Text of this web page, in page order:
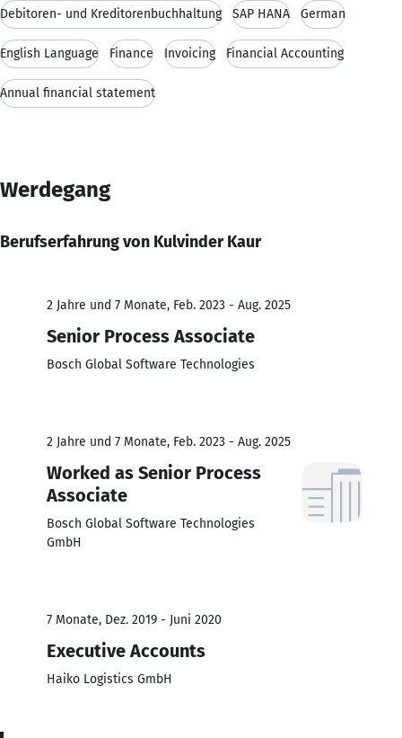
Debitoren- und Kreditorenbuchhaltung SAP HANA German
English Language Finance Invoicing Financial Accounting
Annual financial statement
Werdegang
Berufserfahrung von Kulvinder Kaur
2 Jahre und 7 Monate, Feb. 2023 - Aug. 2025
Senior Process Associate
Bosch Global Software Technologies
2 Jahre und 7 Monate, Feb. 2023 - Aug. 2025
Worked as Senior Process
Associate
Bosch Global Software Technologies
GmbH
7 Monate, Dez. 2019 - Juni 2020
Executive Accounts
Haiko Logistics GmbH